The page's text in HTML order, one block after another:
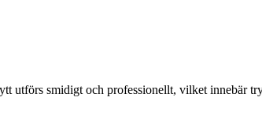
utförs smidigt och professionellt, vilket innebär